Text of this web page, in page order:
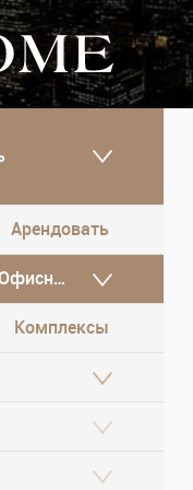
Арендовать
особняк
Комплексы